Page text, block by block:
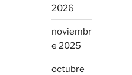
2026
noviembr
e 2025
octubre